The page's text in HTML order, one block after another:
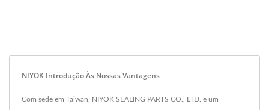
NIYOK Introdução Às Nossas Vantagens
Com sede em Taiwan, NIYOK SEALING PARTS CO., LTD. é um